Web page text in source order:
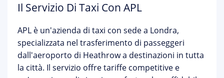
Il Servizio Di Taxi Con APL
APL è un'azienda di taxi con sede a Londra,
specializzata nel trasferimento di passeggeri
dall'aeroporto di Heathrow a destinazioni in tutta
la città. Il servizio offre tariffe competitive e